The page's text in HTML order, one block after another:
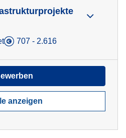
707 - 2.616
anzeigen